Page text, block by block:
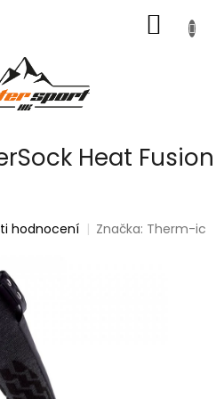
KOŠÍK
Heat Fusion
hodnocení Značka: Therm-ic